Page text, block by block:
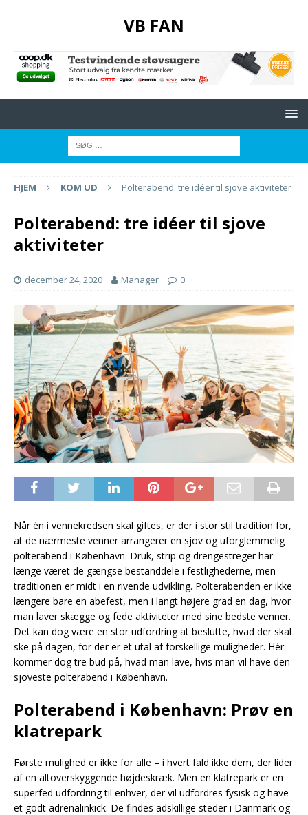
VB FAN
HJEM KOM UD Polterabend: tre idéer til sjove aktiviteter
Polterabend: tre idéer til sjove
aktiviteter
december 24, 2020 Manager 0
Når én i vennekredsen skal giftes, er der i stor stil tradition for,
at de nærmeste venner arrangerer en sjov og uforglemmelig
polterabend i København. Druk, strip og drengestreger har
længe været de gængse bestanddele i festlighederne, men
traditionen er midt i en rivende udvikling. Polterabenden er ikke
længere bare en abefest, men i langt højere grad en dag, hvor
man laver skægge og fede aktiviteter med sine bedste venner.
Det kan dog være en stor udfordring at beslutte, hvad der skal
ske på dagen, for der er et utal af forskellige muligheder. Hér
kommer dog tre bud på, hvad man lave, hvis man vil have den
sjoveste polterabend i København.
Polterabend i København: Prøv en
klatrepark
Første mulighed er ikke for alle – i hvert fald ikke dem, der lider
af en altoverskyggende højdeskræk. Men en klatrepark er en
superfed udfordring til enhver, der vil udfordres fysisk og have
et godt adrenalinkick. De findes adskillige steder i Danmark og